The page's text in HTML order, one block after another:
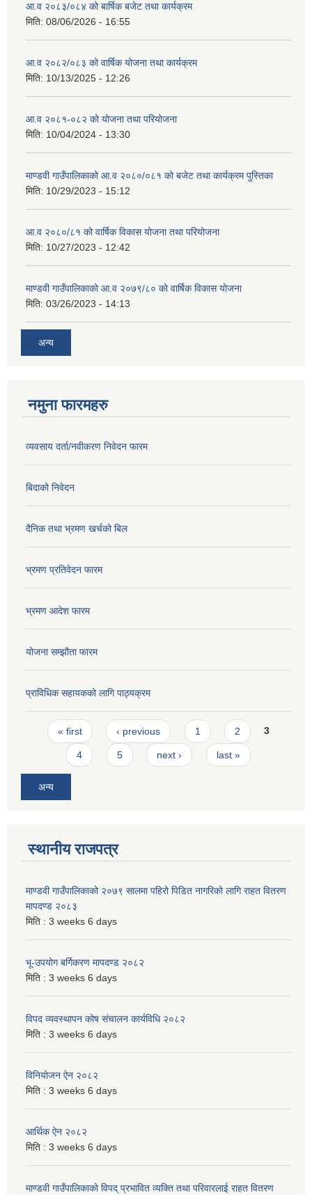
आ.व २०८३/०८४ को बार्षिक बजेट तथा कार्यक्रम
मिति: 08/06/2026 - 16:55
आ.व २०८२/०८३ को वार्षिक योजना तथा कार्यक्रम
मिति: 10/13/2025 - 12:26
आ.व २०८१-०८२ को योजना तथा परियोजना
मिति: 10/04/2024 - 13:30
माण्डवी गाउँपालिकाको आ.व २०८०/०८१ को बजेट तथा कार्यक्रम पुस्तिका
मिति: 10/29/2023 - 15:12
आ.व २०८०/८१ को वार्षिक विकास योजना तथा परियोजना
मिति: 10/27/2023 - 12:42
माण्डवी गाउँपालिकाको आ.व २०७९/८० को वार्षिक विकास योजना
मिति: 03/26/2023 - 14:13
अन्य
नमुना फारमहरु
व्यवसाय दर्ता/नवीकरण निवेदन फारम
बिदाको निवेदन
दैनिक तथा भ्रमण खर्चको बिल
भ्रमण प्रतिवेदन फारम
भ्रमण आदेश फारम
योजना सम्झौता फारम
प्राविधिक सहायकको लागि पाठ्यक्रम
Pages
« first ‹ previous 1 2 3
4 5 next › last »
अन्य
स्थानीय राजपत्र
माण्डवी गाउँपालिकाको २०७९ सालमा पहिरो पिडित नागरिको लागि राहत वितरण
मापदण्ड २०८३
मिति : 3 weeks 6 days
भू-उपयोग बर्गिकरण मापदण्ड २०८२
मिति : 3 weeks 6 days
विपद व्यवस्थापन कोष संचालन कार्यविधि २०८२
मिति : 3 weeks 6 days
विनियोजन ऐन २०८२
मिति : 3 weeks 6 days
आर्थिक ऐन २०८२
मिति : 3 weeks 6 days
माण्डवी गाउँपालिकाको विपद् प्रभावित व्यक्ति तथा परिवारलाई राहत वितरण